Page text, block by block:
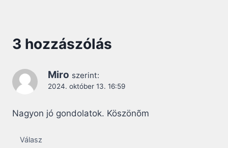
3 hozzászólás
Miro szerint:
2024. október 13. 16:59
Nagyon jó gondolatok. Köszönõm
Válasz